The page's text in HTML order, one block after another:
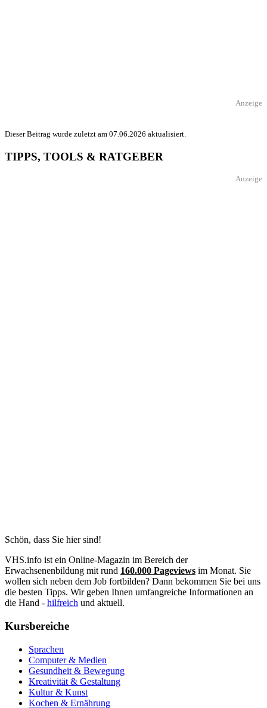
Anzeige
Dieser Beitrag wurde zuletzt am 07.06.2026 aktualisiert.
TIPPS, TOOLS & RATGEBER
Anzeige
Schön, dass Sie hier sind!
VHS.info ist ein Online-Magazin im Bereich der
Erwachsenenbildung mit rund 160.000 Pageviews im Monat. Sie
wollen sich neben dem Job fortbilden? Dann bekommen Sie bei uns
die besten Tipps. Wir geben Ihnen umfangreiche Informationen an
die Hand - hilfreich und aktuell.
Kursbereiche
Sprachen
Computer & Medien
Gesundheit & Bewegung
Kreativität & Gestaltung
Kultur & Kunst
Kochen & Ernährung